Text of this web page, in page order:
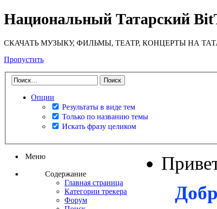
Национальный Татарский
СКАЧАТЬ МУЗЫКУ, ФИЛЬМЫ, ТЕАТР, КОНЦЕРТЫ НА
Пропустить
Опции
Результаты в виде тем
Только по названию темы
Искать фразу целиком
Меню
Содержание
Главная страница
Категории трекера
Форум